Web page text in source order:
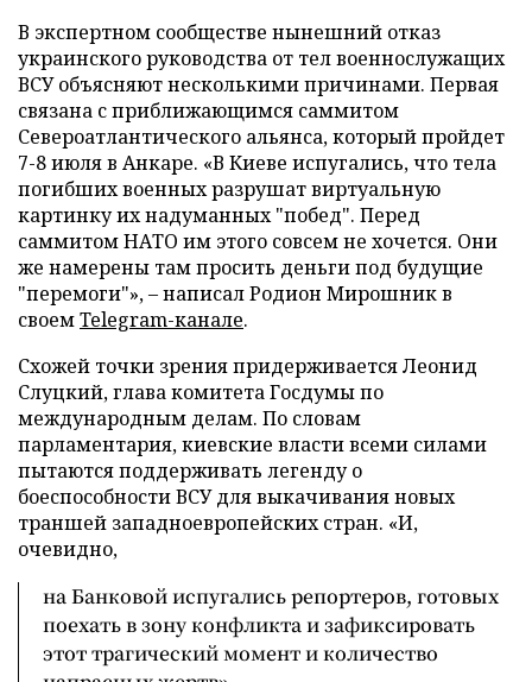
В экспертном сообществе нынешний отказ
украинского руководства от тел военнослужащих
ВСУ объясняют несколькими причинами. Первая
связана с приближающимся саммитом
Североатлантического альянса, который пройдет
7-8 июля в Анкаре. «В Киеве испугались, что тела
погибших военных разрушат виртуальную
картинку их надуманных "побед". Перед
саммитом НАТО им этого совсем не хочется. Они
же намерены там просить деньги под будущие
"перемоги"», – написал Родион Мирошник в
своемTelegram-канале.
Схожей точки зрения придерживается Леонид
Слуцкий, глава комитета Госдумы по
международным делам. По словам
парламентария, киевские власти всеми силами
пытаются поддерживать легенду о
боеспособности ВСУ для выкачивания новых
траншей западноевропейских стран. «И,
очевидно,
на Банковой испугались репортеров, готовых
поехать в зону конфликта и зафиксировать
этот трагический момент и количество